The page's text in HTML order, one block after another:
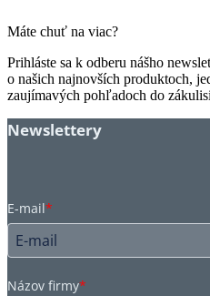
Máte chuť na viac?
Prihláste sa k odberu nášho
o našich najnovších produktoch,
zaujímavých pohľadoch do
Newslettery
E-mail*
Názov firmy*